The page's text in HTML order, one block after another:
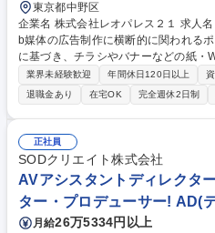
東京都中野区
企業名 株式会社レオパレス２１ 求人名 【インハウスデザイナー】紙・We
b媒体の広告制作に横断的に関われるポジション 仕事の内
に基づき、チラシやバナーなどの紙・
ンフレットなど広告物の制作を中心に
ご担当いただきます。 【主な業務内容】 ■広告物(チラシ,バナー,ノベルテ
ィ,Web用素材等)の制作・編集※制作
たDTP・Web素材制作が中心となりま
スケジュール管理■社内各部署・外部
容・表現チェック、修正対応■制作デ
ンテンツの簡単な制作・編集業務 募集職種 【インハウスデザイナー】
紙・Web媒体の広告制作に横断的に関
業界未経験歓迎 年間休日120日以上
退職金あり
在宅OK 完全週休2日制
正社員
SODクリエイト株式会社
AVアシスタントディレクタ
ター・プロデューサー! AD(
月給26万5334円以上